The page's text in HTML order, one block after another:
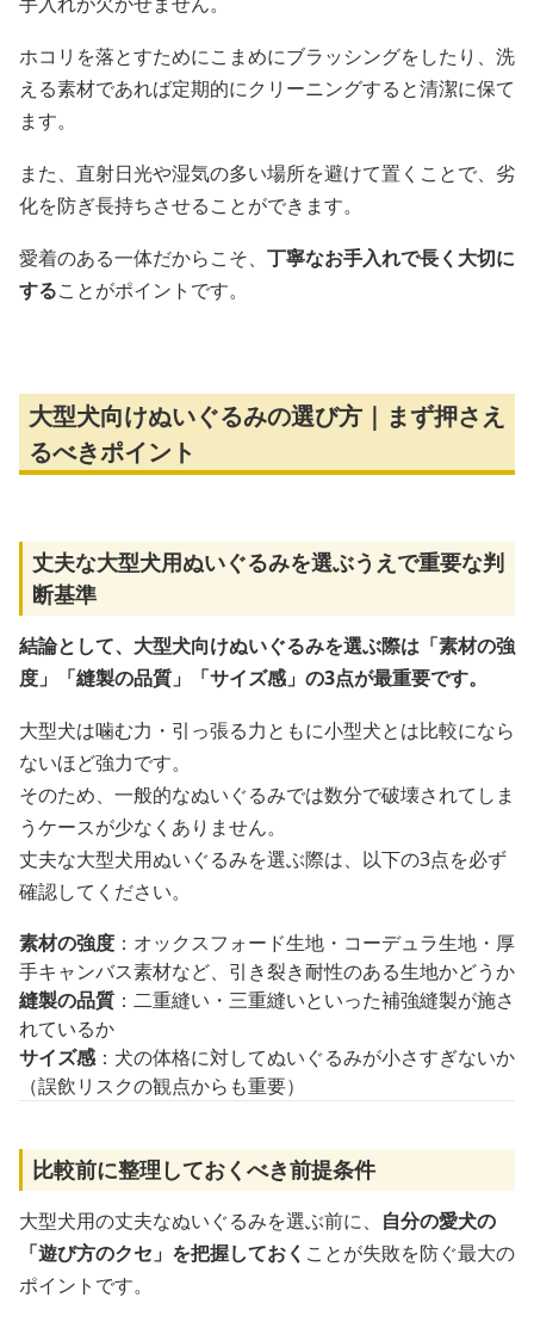
ホコリを落とすためにこまめにブラッシングをしたり、洗
える素材であれば定期的にクリーニングすると清潔に保て
ます。
また、直射日光や湿気の多い場所を避けて置くことで、劣
化を防ぎ長持ちさせることができます。
愛着のある一体だからこそ、 丁寧なお手入れで長く大切に
することがポイントです。
大型犬向けぬいぐるみの選び方｜まず押さえ
るべきポイント
丈夫な大型犬用ぬいぐるみを選ぶうえで重要な判
断基準
結論として、大型犬向けぬいぐるみを選ぶ際は「素材の強
度」「縫製の品質」「サイズ感」の3点が最重要です。
大型犬は噛む力・引っ張る力ともに小型犬とは比較になら
ないほど強力です。
そのため、一般的なぬいぐるみでは数分で破壊されてしま
うケースが少なくありません。
丈夫な大型犬用ぬいぐるみを選ぶ際は、以下の3点を必ず
確認してください。
素材の強度 ：オックスフォード生地・コーデュラ生地・厚
手キャンバス素材など、引き裂き耐性のある生地かどうか
縫製の品質 ：二重縫い・三重縫いといった補強縫製が施さ
れているか
サイズ感：犬の体格に対してぬいぐるみが小さすぎないか
（誤飲リスクの観点からも重要）
比較前に整理しておくべき前提条件
大型犬用の丈夫なぬいぐるみを選ぶ前に、 自分の愛犬の
「遊び方のクセ」を把握しておく ことが失敗を防ぐ最大の
ポイントです。